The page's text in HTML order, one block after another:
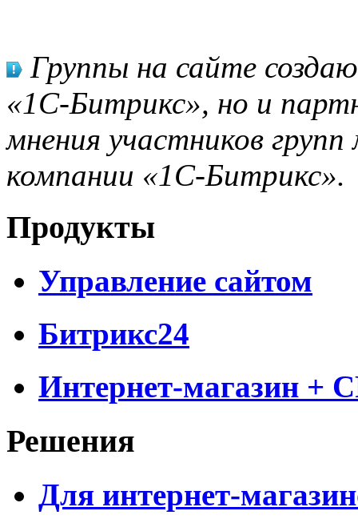
Группы на сайте
«1С-Битрикс», но и
мнения участников
компании «1С-Битрикс».
Продукты
Управление сайтом
Битрикс24
Интернет-магазин +
Решения
Для интернет-